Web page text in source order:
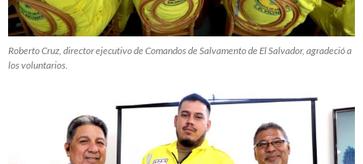
Roberto Cruz, director ejecutivo de Comandos de Salvamento de El Salvador, agradeció a
los voluntarios.